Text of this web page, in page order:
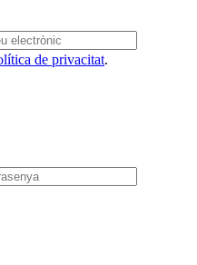
de privacitat.